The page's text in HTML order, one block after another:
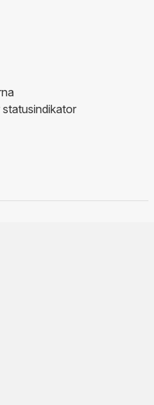
statusindikator